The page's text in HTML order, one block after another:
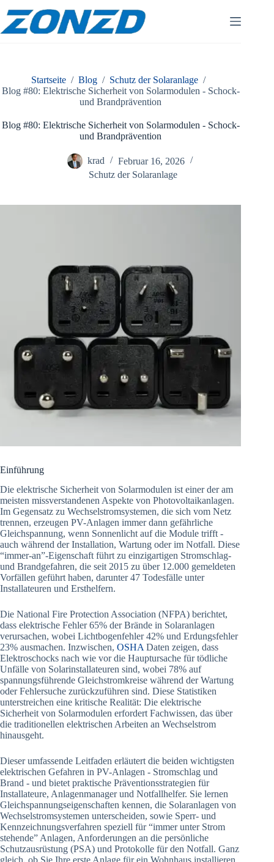
Inhalt
springen
Startseite / Blog / Schutz der Solaranlage /
Blog #80: Elektrische Sicherheit von Solarmodulen - Schock-
und Brandprävention
Blog #80: Elektrische Sicherheit von Solarmodulen - Schock-
und Brandprävention
krad
Februar 16, 2026
Schutz der Solaranlage
Einführung
Die elektrische Sicherheit von Solarmodulen ist einer der am
meisten missverstandenen Aspekte von Photovoltaikanlagen.
Im Gegensatz zu Wechselstromsystemen, die sich vom Netz
trennen, erzeugen PV-Anlagen immer dann gefährliche
Gleichspannung, wenn Sonnenlicht auf die Module trifft -
auch während der Installation, Wartung oder im Notfall. Diese
“immer-an”-Eigenschaft führt zu einzigartigen Stromschlag-
und Brandgefahren, die seit 2015 zu über 12.000 gemeldeten
Vorfällen geführt haben, darunter 47 Todesfälle unter
Installateuren und Ersthelfern.
Die National Fire Protection Association (NFPA) berichtet,
dass elektrische Fehler 65% der Brände in Solaranlagen
verursachen, wobei Lichtbogenfehler 42% und Erdungsfehler
23% ausmachen. Inzwischen, OSHA Daten zeigen, dass
Elektroschocks nach wie vor die Hauptursache für tödliche
Unfälle von Solarinstallateuren sind, wobei 78% auf
spannungsführende Gleichstromkreise während der Wartung
oder Fehlersuche zurückzuführen sind. Diese Statistiken
unterstreichen eine kritische Realität: Die elektrische
Sicherheit von Solarmodulen erfordert Fachwissen, das über
die traditionellen elektrischen Arbeiten an Wechselstrom
hinausgeht.
Dieser umfassende Leitfaden erläutert die beiden wichtigsten
elektrischen Gefahren in PV-Anlagen - Stromschlag und
Brand - und bietet praktische Präventionsstrategien für
Installateure, Anlagenmanager und Notfallhelfer. Sie lernen
Gleichspannungseigenschaften kennen, die Solaranlagen von
Wechselstromsystemen unterscheiden, sowie Sperr- und
Kennzeichnungsverfahren speziell für “immer unter Strom
stehende” Anlagen, Anforderungen an die persönliche
Schutzausrüstung (PSA) und Protokolle für den Notfall. Ganz